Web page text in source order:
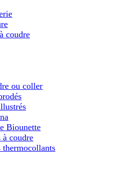
coudre
ou coller
Biounette
coudre